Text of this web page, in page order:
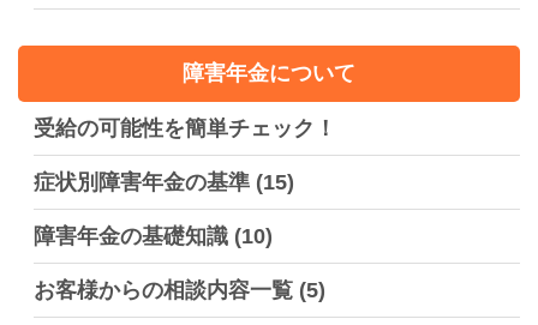
障害年金について
受給の可能性を簡単チェック！
症状別障害年金の基準 (15)
障害年金の基礎知識 (10)
お客様からの相談内容一覧 (5)